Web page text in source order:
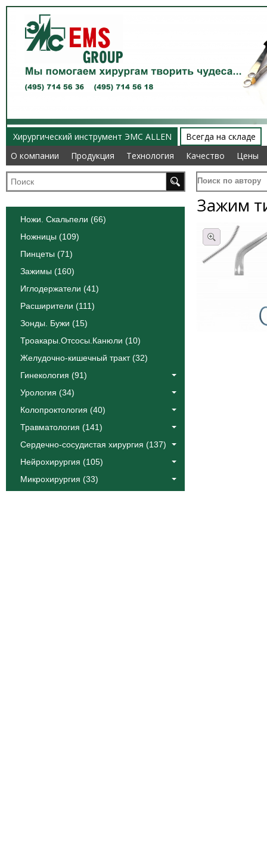
Хирургический инструмент ЭМС ALLEN
О компании
Продукция Технология Качество Цены
Всегда на складе
О компании
Продукция Технология Качество Цены
Поиск по автору
Ножи. Скальпели (66)
Ножницы (109)
Пинцеты (71)
Зажимы (160)
Иглодержатели (41)
Расширители (111)
Зонды. Бужи (15)
Троакары.Отсосы.Канюли (10)
Желудочно-кишечный тракт (32)
Гинекология (91)
Урология (34)
Колопроктология (40)
Травматология (141)
Сердечно-сосудистая хирургия (137)
Нейрохирургия (105)
Микрохирургия (33)
Зажим